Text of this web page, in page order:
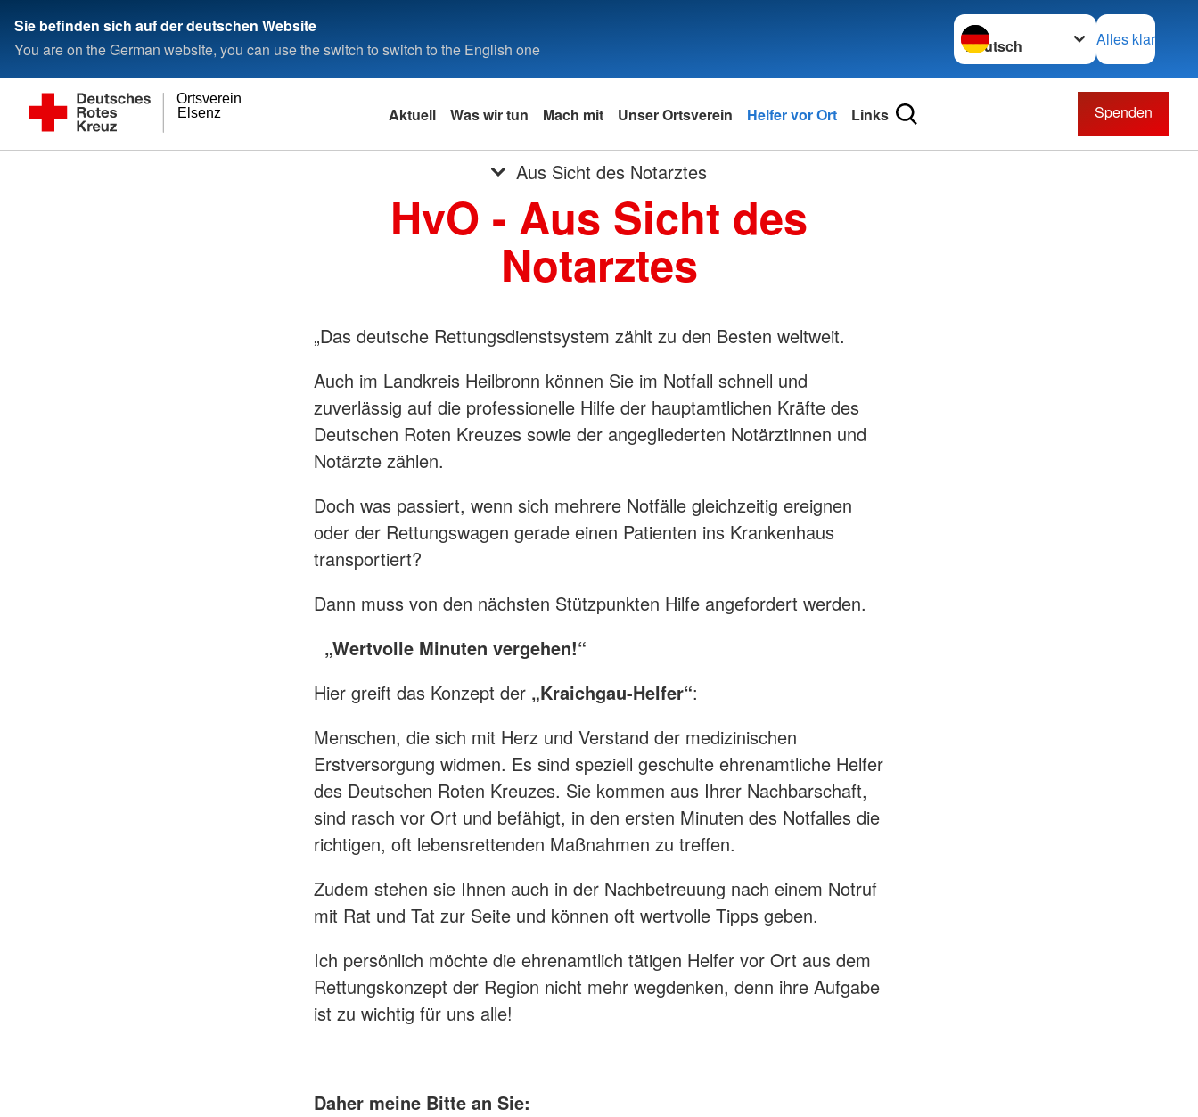
Sie befinden sich auf der deutschen Website
You are on the German website, you can use the switch to switch to the English one
Sprache wechseln zu
Alles klar
Elsenz
Ortsverein
Aktuell Was wir tun Mach mit Unser Ortsverein Helfer vor Ort Links Spenden
Aus Sicht des Notarztes
HvO - Aus Sicht des
Notarztes
„Das deutsche Rettungsdienstsystem zählt zu den Besten weltweit.
Auch im Landkreis Heilbronn können Sie im Notfall schnell und
zuverlässig auf die professionelle Hilfe der hauptamtlichen Kräfte des
Deutschen Roten Kreuzes sowie der angegliederten Notärztinnen und
Notärzte zählen.
Doch was passiert, wenn sich mehrere Notfälle gleichzeitig ereignen
oder der Rettungswagen gerade einen Patienten ins Krankenhaus
transportiert?
Dann muss von den nächsten Stützpunkten Hilfe angefordert werden.
„Wertvolle Minuten vergehen!“
Hier greift das Konzept der „Kraichgau-Helfer“:
Menschen, die sich mit Herz und Verstand der medizinischen
Erstversorgung widmen. Es sind speziell geschulte ehrenamtliche Helfer
des Deutschen Roten Kreuzes. Sie kommen aus Ihrer Nachbarschaft,
sind rasch vor Ort und befähigt, in den ersten Minuten des Notfalles die
richtigen, oft lebensrettenden Maßnahmen zu treffen.
Zudem stehen sie Ihnen auch in der Nachbetreuung nach einem Notruf
mit Rat und Tat zur Seite und können oft wertvolle Tipps geben.
Ich persönlich möchte die ehrenamtlich tätigen Helfer vor Ort aus dem
Rettungskonzept der Region nicht mehr wegdenken, denn ihre Aufgabe
ist zu wichtig für uns alle!
Daher meine Bitte an Sie: